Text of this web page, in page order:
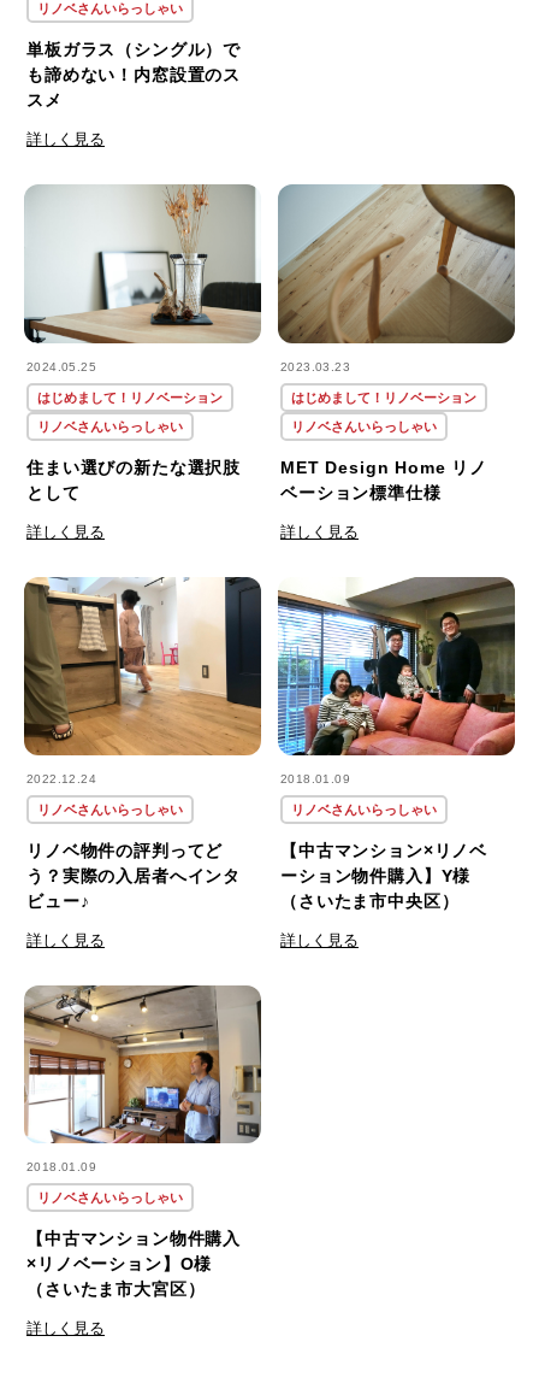
リノベさんいらっしゃい
単板ガラス（シングル）で
も諦めない！内窓設置のス
スメ
詳しく見る
2024.05.25
はじめまして！リノベーション
リノベさんいらっしゃい
住まい選びの新たな選択肢
として
詳しく見る
2023.03.23
はじめまして！リノベーション
リノベさんいらっしゃい
MET Design Home リノ
ベーション標準仕様
詳しく見る
2022.12.24
リノベさんいらっしゃい
リノベ物件の評判ってど
う？実際の入居者へインタ
ビュー♪
詳しく見る
2018.01.09
リノベさんいらっしゃい
【中古マンション×リノベ
ーション物件購入】Y様
（さいたま市中央区）
詳しく見る
2018.01.09
リノベさんいらっしゃい
【中古マンション物件購入
×リノベーション】O様
（さいたま市大宮区）
詳しく見る